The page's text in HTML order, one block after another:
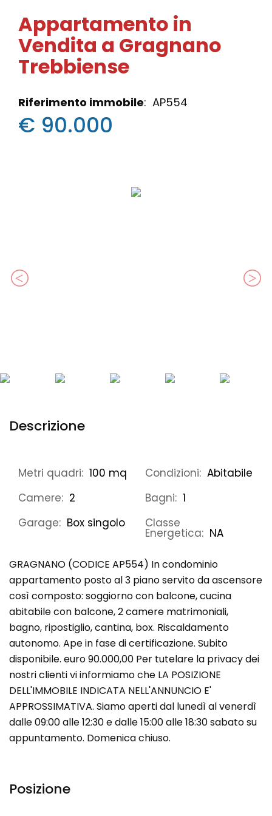
Appartamento in
Vendita a Gragnano
Trebbiense
Riferimento immobile: AP554
€ 90.000
Descrizione
Metri quadri: 100 mq Condizioni: Abitabile
Camere: 2 Bagni: 1
Garage: Box singolo Classe
Energetica: NA
GRAGNANO (CODICE AP554) In condominio
appartamento posto al 3 piano servito da ascensore
così composto: soggiorno con balcone, cucina
abitabile con balcone, 2 camere matrimoniali,
bagno, ripostiglio, cantina, box. Riscaldamento
autonomo. Ape in fase di certificazione. Subito
disponibile. euro 90.000,00 Per tutelare la privacy dei
nostri clienti vi informiamo che LA POSIZIONE
DELL'IMMOBILE INDICATA NELL'ANNUNCIO E'
APPROSSIMATIVA. Siamo aperti dal lunedì al venerdì
dalle 09:00 alle 12:30 e dalle 15:00 alle 18:30 sabato su
appuntamento. Domenica chiuso.
Posizione